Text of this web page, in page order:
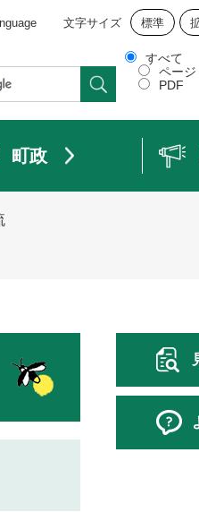
文字サイズ 標準
すべて
ページ
PDF
町政